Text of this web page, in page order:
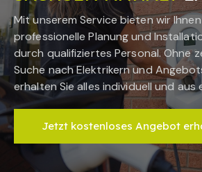
Mit unserem Service bieten wir
professionelle Planung und
durch qualifiziertes Personal. Ohne
Suche nach Elektrikern und
erhalten Sie alles individuell und aus
Jetzt kostenloses Angebot